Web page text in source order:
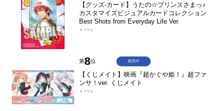
【グッズ-カード】うたの☆プリンスさまっ♪
カスタマイズビジュアルカードコレクション
Best Shots from Everyday Life Ver.
￥770
第8位
【くじメイト】映画『超かぐや姫！』超ファ
ンサ！ver. くじメイト
￥770
発売中